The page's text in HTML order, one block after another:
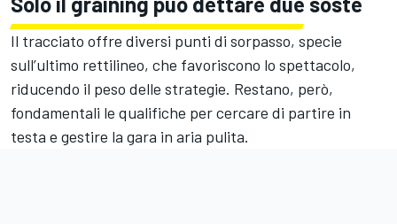
Il tracciato offre diversi punti di sorpasso, specie
sull’ultimo rettilineo, che favoriscono lo spettacolo,
riducendo il peso delle strategie. Restano, però,
fondamentali le qualifiche per cercare di partire in
testa e gestire la gara in aria pulita.